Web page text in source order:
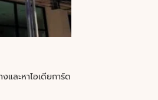
และหาไอเดียการ์ด